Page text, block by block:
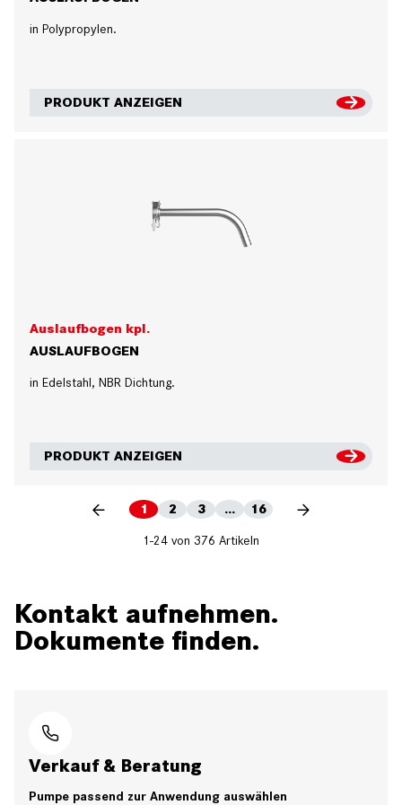
in Polypropylen.
PRODUKT ANZEIGEN
Auslaufbogen kpl.
AUSLAUFBOGEN
in Edelstahl, NBR Dichtung.
PRODUKT ANZEIGEN
1 2 3 ...
16
1-24 von 376 Artikeln
Kontakt aufnehmen.
Dokumente finden.
Verkauf & Beratung
Pumpe passend zur Anwendung auswählen